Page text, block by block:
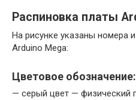
Распиновка платы
На рисунке указаны номера
Arduino Mega:
Цветовое обозначение:
— серый цвет — физический